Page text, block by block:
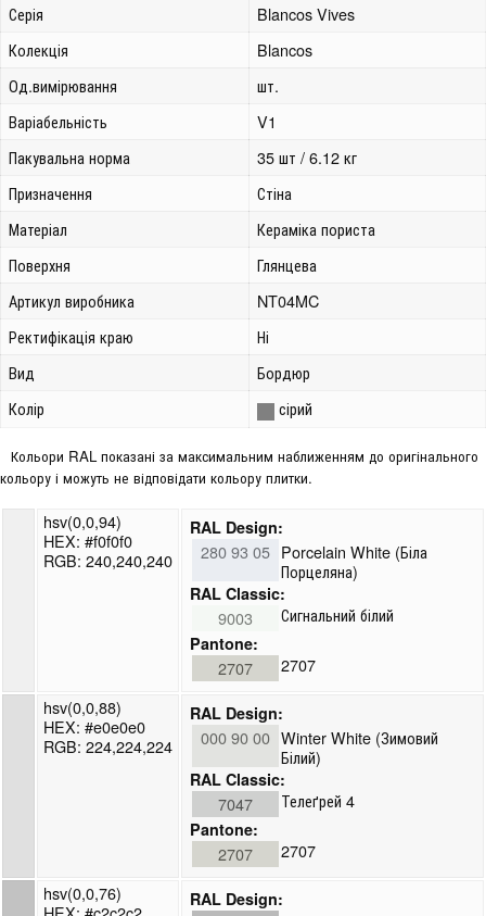
Серія
Blancos Vives
Колекція
Blancos
Од.вимірювання
шт.
Варіабельність
V1
Пакувальна норма
35 шт / 6.12 кг
Призначення
Стіна
Матеріал
Кераміка пориста
Поверхня
Глянцева
Артикул виробника
NT04MC
Ректифікація краю
Ні
Вид
Бордюр
Колір
сірий
Кольори RAL показані за максимальним наближенням до оригінального
кольору і можуть не відповідати кольору плитки.
hsv(0,0,94)
HEX: #f0f0f0
RGB: 240,240,240
RAL Design:
280 93 05 Porcelain White (Біла
Порцеляна)
RAL Classic:
9003 Сигнальний білий
Pantone:
2707
2707
hsv(0,0,88)
HEX: #e0e0e0
RGB: 224,224,224
RAL Design:
000 90 00 Winter White (Зимовий
Білий)
RAL Classic:
7047 Телеґрей 4
Pantone:
2707
2707
hsv(0,0,76)
RAL Design: